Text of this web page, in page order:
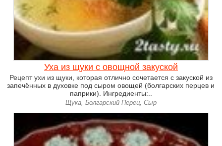
Уха из щуки с овощной закуской
Рецепт ухи из щуки, которая отлично сочетается с закуской из
запечённых в духовке под сыром овощей (болгарских перцев и
паприки). Ингредиенты:..
Щука, Болгарский Перец, Сыр